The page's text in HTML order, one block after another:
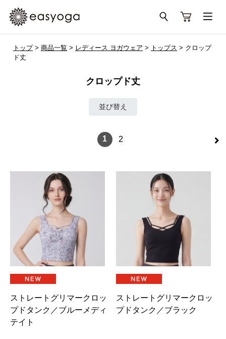
トップ>商品一覧 > レディース ヨガウェア > トップス > クロップ
ド丈
クロップド丈
並び替え
>
1 2
ストレートグリマークロッ
プドタンク／ブルーメディ
テイト
ストレートグリマークロッ
プドタンク／ブラック